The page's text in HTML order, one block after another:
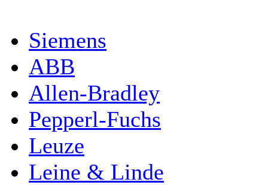
Siemens
ABB
Allen-Bradley
Pepperl-Fuchs
Leuze
Leine & Linde